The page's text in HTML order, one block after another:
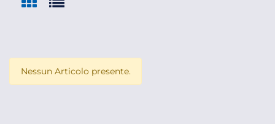
Nessun Articolo presente.